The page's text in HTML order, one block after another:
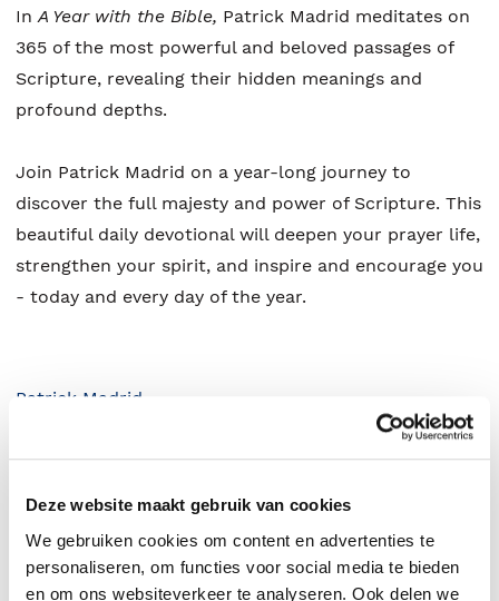
Deze website maakt gebruik van cookies
We gebruiken cookies om content en advertenties te
personaliseren, om functies voor social media te bieden
en om ons websiteverkeer te analyseren. Ook delen we
InA Year with the Bible, Patrick Madrid meditates on
365 of the most powerful and beloved passages of
Scripture, revealing their hidden meanings and
profound depths.
Join Patrick Madrid on a year-long journey to
discover the full majesty and power of Scripture. This
beautiful daily devotional will deepen your prayer life,
strengthen your spirit, and inspire and encourage you
- today and every day of the year.
Patrick Madrid